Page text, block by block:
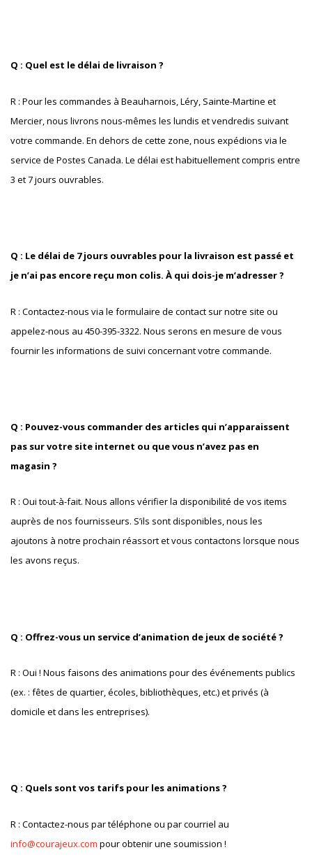
Q : Quel est le délai de livraison ?
R : Pour les commandes à Beauharnois, Léry, Sainte-Martine et
Mercier, nous livrons nous-mêmes les lundis et vendredis suivant
votre commande. En dehors de cette zone, nous expédions via le
service de Postes Canada. Le délai est habituellement compris entre
3 et 7 jours ouvrables.
Q : Le délai de 7 jours ouvrables pour la livraison est passé et
je n’ai pas encore reçu mon colis. À qui dois-je m’adresser ?
R : Contactez-nous via le formulaire de contact sur notre site ou
appelez-nous au 450-395-3322. Nous serons en mesure de vous
fournir les informations de suivi concernant votre commande.
Q : Pouvez-vous commander des articles qui n’apparaissent
pas sur votre site internet ou que vous n’avez pas en
magasin ?
R : Oui tout-à-fait. Nous allons vérifier la disponibilité de vos items
auprès de nos fournisseurs. S’ils sont disponibles, nous les
ajoutons à notre prochain réassort et vous contactons lorsque nous
les avons reçus.
Q : Offrez-vous un service d’animation de jeux de société ?
R : Oui ! Nous faisons des animations pour des événements publics
(ex. : fêtes de quartier, écoles, bibliothèques, etc.) et privés (à
domicile et dans les entreprises).
Q : Quels sont vos tarifs pour les animations ?
R : Contactez-nous par téléphone ou par courriel au
info@courajeux.com pour obtenir une soumission !